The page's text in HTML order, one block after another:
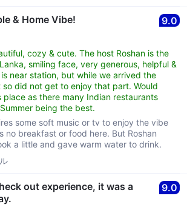
& Home Vibe! 9.0
cozy & cute. The host Roshan is the
smiling face, very generous, helpful &
near station, but while we arrived the
so did not get to enjoy that part. Would
place as there many Indian restaurants
being the best.
some soft music or tv to enjoy the vibe
no breakfast or food here. But Roshan
a little and gave warm water to drink.
out experience, it was a
9.0